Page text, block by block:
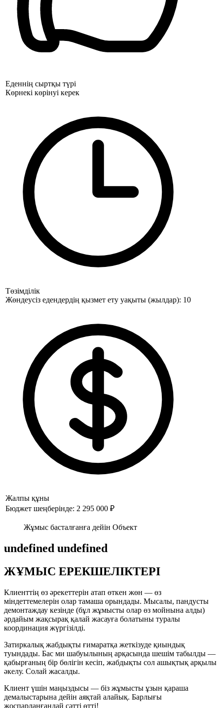
Еденнің сыртқы түрі
Көрнекі көрінуі керек
Төзімділік
Жөндеусіз едендердің қызмет ету уақыты (жылдар): 10
Жалпы құны
Бюджет шеңберінде: 2 295 000 ₽
Жұмыс басталғанға дейін Объект
undefined undefined
ЖҰМЫС ЕРЕКШЕЛІКТЕРІ
Клиенттің өз әрекеттерін атап өткен жөн — өз
міндеттемелерін олар тамаша орындады. Мысалы, пандусты
демонтаждау кезінде (бұл жұмысты олар өз мойнына алды)
әрдайым жақсырақ қалай жасауға болатыны туралы
координация жүргізілді.
Затиркалық жабдықты ғимаратқа жеткізуде қиындық
туындады. Бас ми шабуылының арқасында шешім табылды —
қабырғаның бір бөлігін кесіп, жабдықты сол ашықтық арқылы
әкелу. Солай жасалды.
Клиент үшін маңыздысы — біз жұмысты ұзын қараша
демалыстарына дейін аяқтай алайық. Барлығы
жоспарланғандай сәтті өтті!